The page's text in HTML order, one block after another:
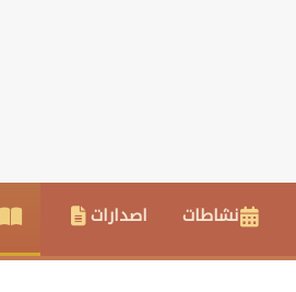
نشاطات اصدارات